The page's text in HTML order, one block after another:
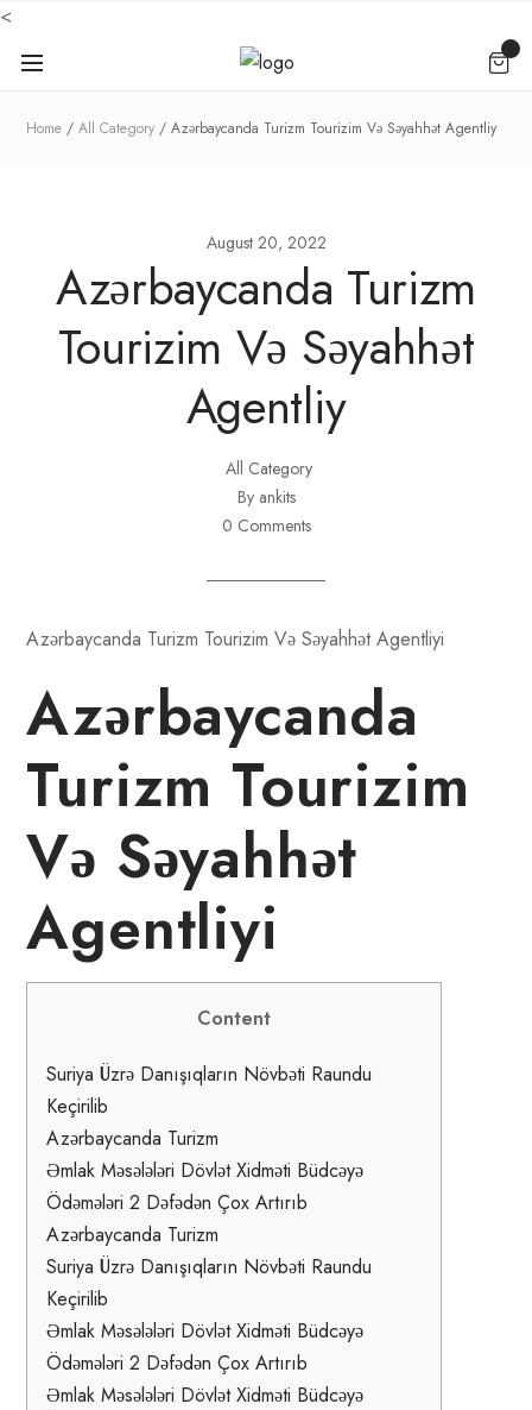
<
Home All Category Azərbaycanda Turizm Tourizim Və Səyahhət Agentliy
August 20, 2022
Azərbaycanda Turizm
Tourizim Və Səyahhət
Agentliy
All Category
By ankits
0 Comments
Azərbaycanda Turizm Tourizim Və Səyahhət Agentliyi
Azərbaycanda
Turizm Tourizim
Və Səyahhət
Agentliyi
Content
Suriya Üzrə Danışıqların Növbəti Raundu
Keçirilib
Azərbaycanda Turizm
Əmlak Məsələləri Dövlət Xidməti Büdcəyə
Ödəmələri 2 Dəfədən Çox Artırıb
Azərbaycanda Turizm
Suriya Üzrə Danışıqların Növbəti Raundu
Keçirilib
Əmlak Məsələləri Dövlət Xidməti Büdcəyə
Ödəmələri 2 Dəfədən Çox Artırıb
Əmlak Məsələləri Dövlət Xidməti Büdcəyə